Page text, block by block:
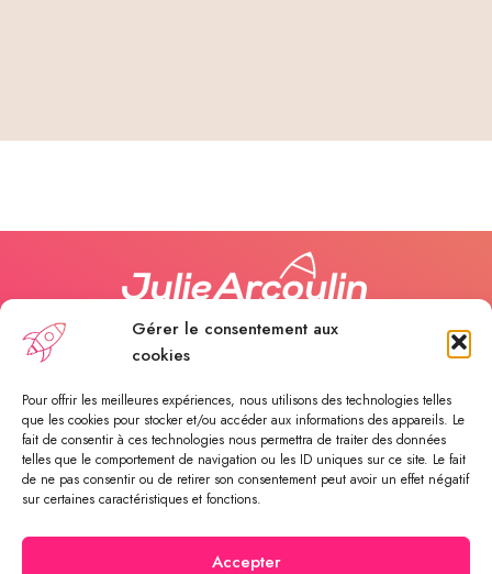
Gérer le consentement aux
cookies
Pour offrir les meilleures expériences, nous utilisons des technologies telles
que les cookies pour stocker et/ou accéder aux informations des appareils. Le
fait de consentir à ces technologies nous permettra de traiter des données
telles que le comportement de navigation ou les ID uniques sur ce site. Le fait
de ne pas consentir ou de retirer son consentement peut avoir un effet négatif
sur certaines caractéristiques et fonctions.
Accepter
Appelez-moi
Payer une séance
Rendez-vous en ligne